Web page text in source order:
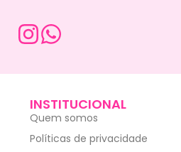
INSTITUCIONAL
Quem somos
Políticas de privacidade